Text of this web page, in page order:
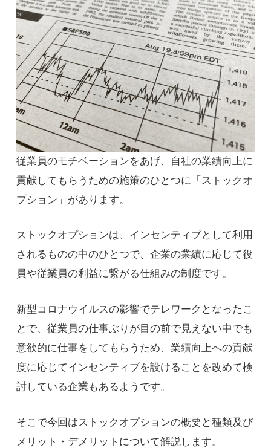
従業員のモチベーションをあげ、自社の業績向上に
貢献してもらうための施策のひとつに「ストックオ
プション」があります。
ストックオプションは、インセンティブとして利用
されるものの中のひとつで、企業の業績に応じて役
員や従業員の利益に繋がる仕組みの制度です。
新型コロナウイルスの影響でテレワークとなったこ
とで、従業員の仕事ぶりが目の前で見えない中でも
意欲的に仕事をしてもらうため、業績向上への貢献
度に応じてインセンティブを設けることを改めて検
討している企業もあるようです。
そこで今回はストックオプションの概要と種類及び
メリット・デメリットについて解説します。